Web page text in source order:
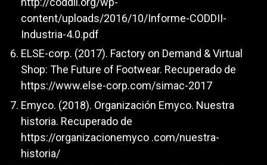
content/uploads/2016/10/Informe-CODDII-
Industria-4.0.pdf
ELSE-corp. (2017). Factory on Demand & Virtual
Shop: The Future of Footwear. Recuperado de
https://www.else-corp.com/simac-2017
Emyco. (2018). Organización Emyco. Nuestra
historia. Recuperado de
https://organizacionemyco .com/nuestra-
historia/